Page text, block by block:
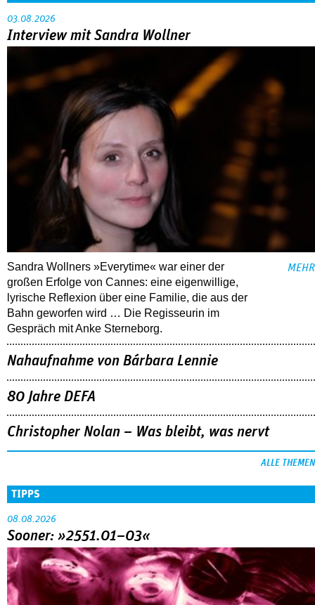
03.08.2026
Interview mit Sandra Wollner
Sandra Wollners »Everytime« war einer der
großen Erfolge von Cannes: eine eigenwillige,
lyrische Reflexion über eine ­Familie, die aus der
Bahn geworfen wird … Die Regisseurin im
Gespräch mit Anke Sterneborg.
MEHR
Nahaufnahme von Bárbara Lennie
80 Jahre DEFA
Christopher Nolan – Was bleibt, was nervt
ALLE THEMEN
TIPPS
08.08.2026
Sooner: »2551.01–03«